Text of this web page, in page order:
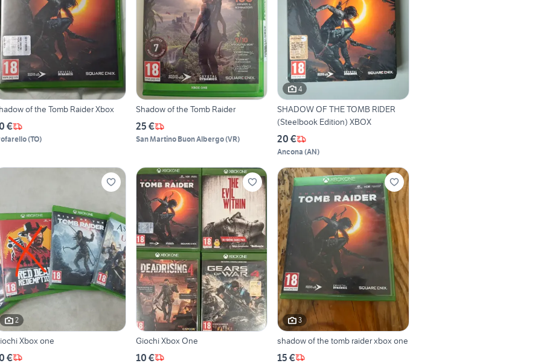
of the Tomb Raider Xbox
€
(TO)
Shadow of the Tomb Raider
25 €
San Martino Buon Albergo(VR)
4
SHADOW OF THE TOMB RIDER
(Steelbook Edition) XBOX
20 €
Ancona (AN)
2
Xbox one
€
Giochi Xbox One
10 €
3
shadow of the tomb raider xbox one
15 €